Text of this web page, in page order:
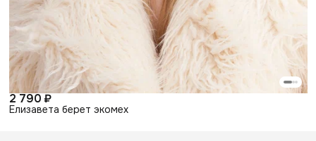
2 790 ₽
Елизавета берет экомех